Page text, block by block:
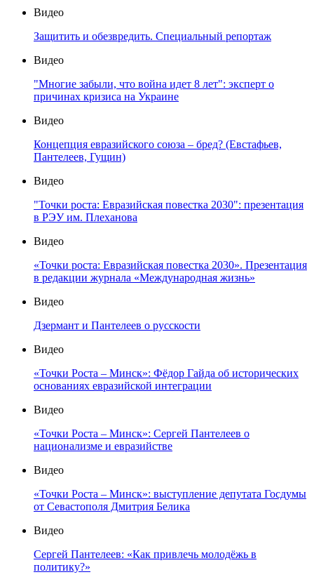
Видео
Защитить и обезвредить. Специальный репортаж
Видео
"Многие забыли, что война идет 8 лет": эксперт о
причинах кризиса на Украине
Видео
Концепция евразийского союза – бред? (Евстафьев,
Пантелеев, Гущин)
Видео
"Точки роста: Евразийская повестка 2030": презентация
в РЭУ им. Плеханова
Видео
«Точки роста: Евразийская повестка 2030». Презентация
в редакции журнала «Международная жизнь»
Видео
Дзермант и Пантелеев о русскости
Видео
«Точки Роста – Минск»: Фёдор Гайда об исторических
основаниях евразийской интеграции
Видео
«Точки Роста – Минск»: Сергей Пантелеев о
национализме и евразийстве
Видео
«Точки Роста – Минск»: выступление депутата Госдумы
от Севастополя Дмитрия Белика
Видео
Сергей Пантелеев: «Как привлечь молодёжь в
политику?»